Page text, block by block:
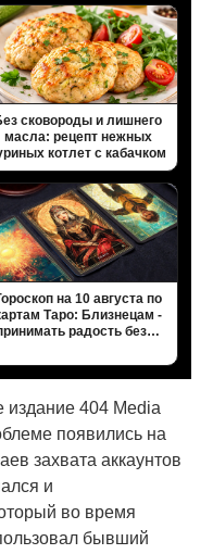
сковороды и лишнего
масла: рецепт нежных
котлет с кабачком
на 10 августа по
Таро: Близнецам -
радость без…
издание 404 Media
появились на
захвата аккаунтов
и
во время
бывший